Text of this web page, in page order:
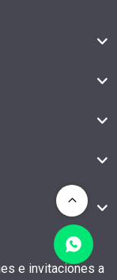
e invitaciones a